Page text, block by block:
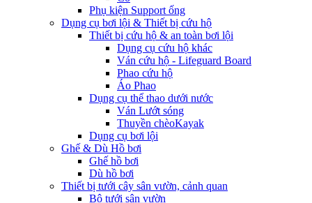
Phụ kiện Support ống
Dụng cụ bơi lội & Thiết bị cứu hộ
Thiết bị cứu hộ & an toàn bơi lội
Dụng cụ cứu hộ khác
Ván cứu hộ - Lifeguard Board
Phao cứu hộ
Áo Phao
Dụng cụ thể thao dưới nước
Ván Lướt sóng
Thuyền chèoKayak
Dụng cụ bơi lội
Ghế & Dù Hồ bơi
Ghế hồ bơi
Dù hồ bơi
Thiết bị tưới cây sân vườn, cảnh quan
Bộ tưới sân vườn